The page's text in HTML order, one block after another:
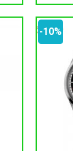
-10%